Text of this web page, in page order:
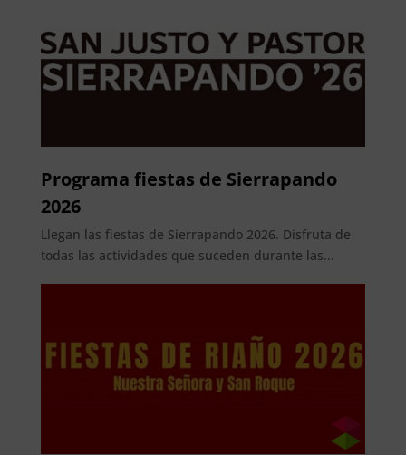
Programa fiestas de Sierrapando
2026
Llegan las fiestas de Sierrapando 2026. Disfruta de
todas las actividades que suceden durante las...